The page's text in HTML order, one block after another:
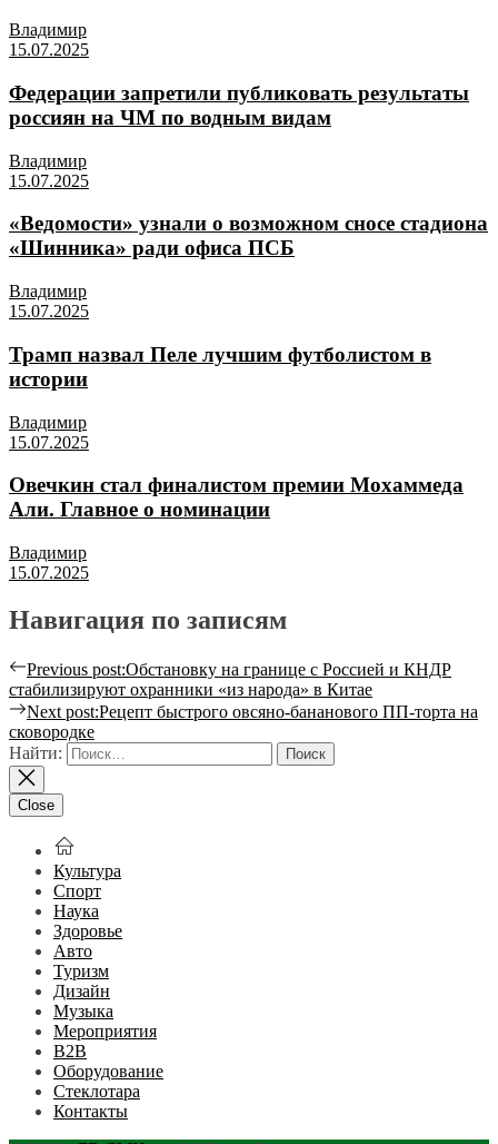
Владимир
15.07.2025
Федерации запретили публиковать результаты
россиян на ЧМ по водным видам
Владимир
15.07.2025
«Ведомости» узнали о возможном сносе стадиона
«Шинника» ради офиса ПСБ
Владимир
15.07.2025
Трамп назвал Пеле лучшим футболистом в
истории
Владимир
15.07.2025
Овечкин стал финалистом премии Мохаммеда
Али. Главное о номинации
Владимир
15.07.2025
Навигация по записям
Previous post:Обстановку на границе с Россией и КНДР
стабилизируют охранники «из народа» в Китае
Next post:Рецепт быстрого овсяно-бананового ПП-торта на
сковородке
Найти:
Close
Культура
Спорт
Наука
Здоровье
Авто
Туризм
Дизайн
Музыка
Мероприятия
B2B
Оборудование
Стеклотара
Контакты